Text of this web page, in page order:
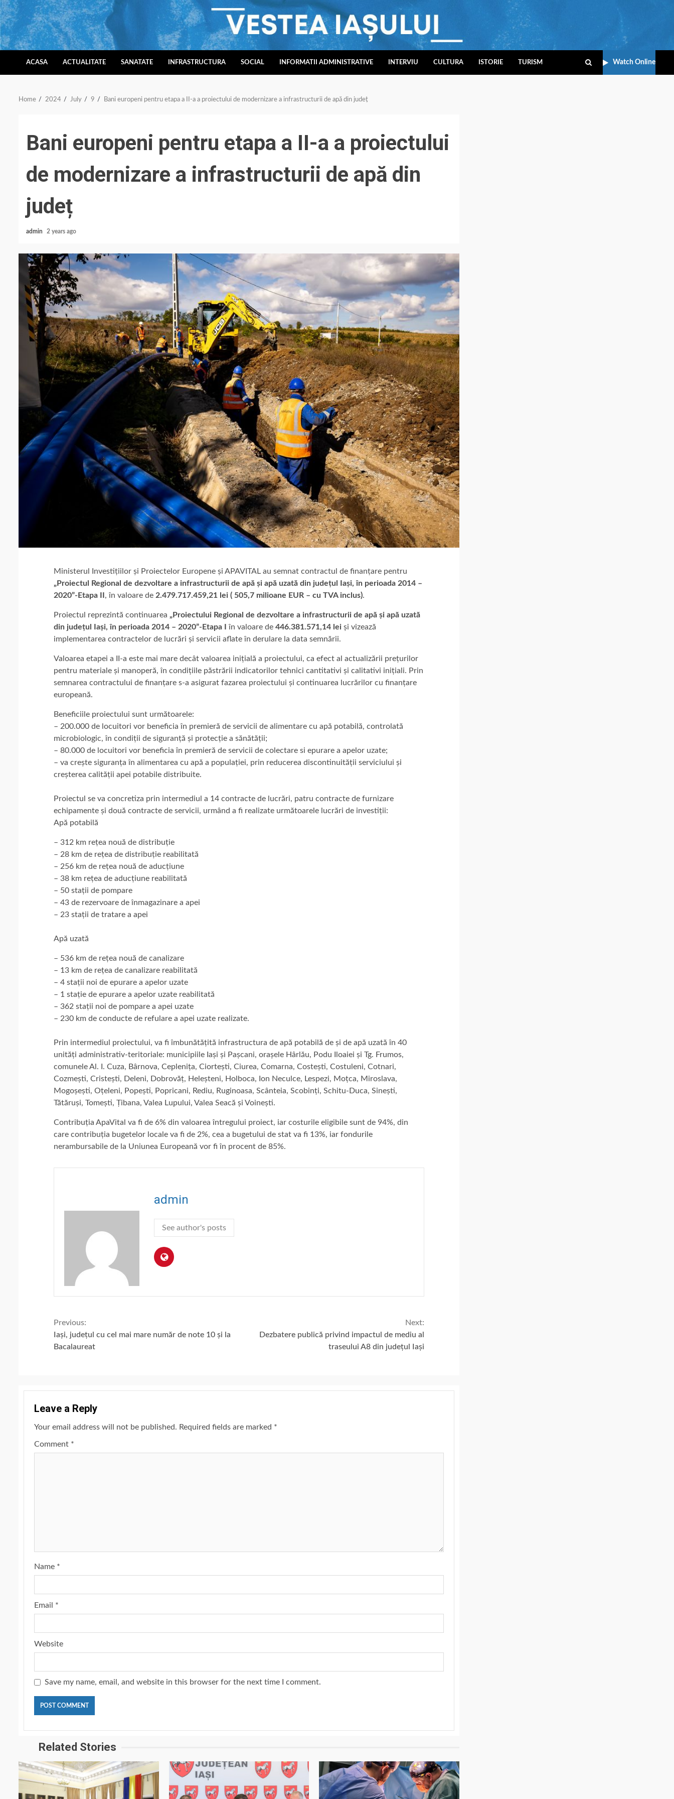
Skip
to
content
ACASA ACTUALITATE SANATATE INFRASTRUCTURA SOCIAL INFORMATII ADMINISTRATIVE INTERVIU CULTURA ISTORIE TURISM Watch Online
Home 2024 July 9 Bani europeni pentru etapa a II-a a proiectului de modernizare a infrastructurii de apă din județ
Bani europeni pentru etapa a II-a a proiectului
de modernizare a infrastructurii de apă din
județ
admin 2 years ago
Ministerul Investițiilor și Proiectelor Europene și APAVITAL au semnat contractul de finanțare pentru
„Proiectul Regional de dezvoltare a infrastructurii de apă și apă uzată din județul Iași, în perioada 2014 –
2020”-Etapa II , în valoare de 2.479.717.459,21 lei ( 505,7 milioane EUR – cu TVA inclus).
Proiectul reprezintă continuarea „Proiectului Regional de dezvoltare a infrastructurii de apă și apă uzată
din județul Iași, în perioada 2014 – 2020”-Etapa I în valoare de 446.381.571,14 lei și vizează
implementarea contractelor de lucrări și servicii aflate în derulare la data semnării.
Valoarea etapei a II-a este mai mare decât valoarea inițială a proiectului, ca efect al actualizării prețurilor
pentru materiale și manoperă, în condițiile păstrării indicatorilor tehnici cantitativi și calitativi inițiali. Prin
semnarea contractului de finanțare s-a asigurat fazarea proiectului și continuarea lucrărilor cu finanțare
europeană.
Beneficiile proiectului sunt următoarele:
– 200.000 de locuitori vor beneficia în premieră de servicii de alimentare cu apă potabilă, controlată
microbiologic, în condiții de siguranță și protecție a sănătății;
– 80.000 de locuitori vor beneficia în premieră de servicii de colectare si epurare a apelor uzate;
– va crește siguranța în alimentarea cu apă a populației, prin reducerea discontinuității serviciului și
creșterea calității apei potabile distribuite.
Proiectul se va concretiza prin intermediul a 14 contracte de lucrări, patru contracte de furnizare
echipamente și două contracte de servicii, urmând a fi realizate următoarele lucrări de investiții:
Apă potabilă
– 312 km rețea nouă de distribuție
– 28 km de rețea de distribuție reabilitată
– 256 km de rețea nouă de aducțiune
– 38 km rețea de aducțiune reabilitată
– 50 stații de pompare
– 43 de rezervoare de înmagazinare a apei
– 23 stații de tratare a apei
Apă uzată
– 536 km de rețea nouă de canalizare
– 13 km de rețea de canalizare reabilitată
– 4 stații noi de epurare a apelor uzate
– 1 stație de epurare a apelor uzate reabilitată
– 362 stații noi de pompare a apei uzate
– 230 km de conducte de refulare a apei uzate realizate.
Prin intermediul proiectului, va fi îmbunătățită infrastructura de apă potabilă de și de apă uzată în 40
unități administrativ-teritoriale: municipiile Iași și Pașcani, orașele Hârlău, Podu Iloaiei și Tg. Frumos,
comunele Al. I. Cuza, Bârnova, Ceplenița, Ciortești, Ciurea, Comarna, Costești, Costuleni, Cotnari,
Cozmești, Cristești, Deleni, Dobrovăț, Heleșteni, Holboca, Ion Neculce, Lespezi, Moțca, Miroslava,
Mogoșești, Oțeleni, Popești, Popricani, Rediu, Ruginoasa, Scânteia, Scobinți, Schitu-Duca, Sinești,
Tătăruși, Tomești, Țibana, Valea Lupului, Valea Seacă și Voinești.
Contribuția ApaVital va fi de 6% din valoarea întregului proiect, iar costurile eligibile sunt de 94%, din
care contribuția bugetelor locale va fi de 2%, cea a bugetului de stat va fi 13%, iar fondurile
nerambursabile de la Uniunea Europeană vor fi în procent de 85%.
admin
See author's posts
Continue
Reading
Previous:
Iași, județul cu cel mai mare număr de note 10 și la
Bacalaureat
Next:
Dezbatere publică privind impactul de mediu al
traseului A8 din județul Iași
Leave a Reply
Your email address will not be published. Required fields are marked *
Comment *
Name *
Email *
Website
Save my name, email, and website in this browser for the next time I comment.
Related Stories